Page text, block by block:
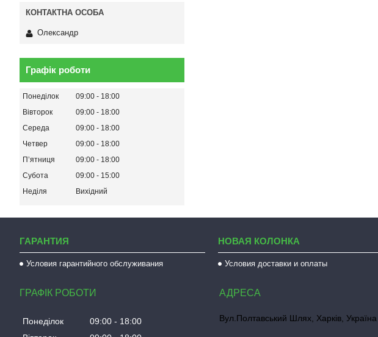
Олександр
Графік роботи
Понеділок 09:00
18:00
Вівторок
09:00
18:00
Середа
09:00
18:00
Четвер
09:00
18:00
Пʼятниця
09:00
18:00
Субота
09:00
15:00
Неділя
Вихідний
ГАРАНТИЯ
Условия гарантийного обслуживания
НОВАЯ КОЛОНКА
Условия доставки и оплаты
ГРАФІК РОБОТИ
Понеділок 09:00
18:00
Вул.Полтавський Шлях, Харків, Україна